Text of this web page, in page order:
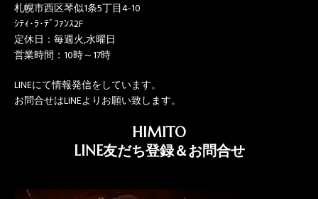
札幌市西区琴似1条5丁目4-10
ｼﾃｨ･ﾗ･ﾃﾞﾌｧﾝｽ2F
定休日：毎週火,水曜日
営業時間：10時～17時
LINEにて情報発信をしています。
お問合せはLINEよりお願い致します。
HIMITO
LINE友だち登録＆お問合せ